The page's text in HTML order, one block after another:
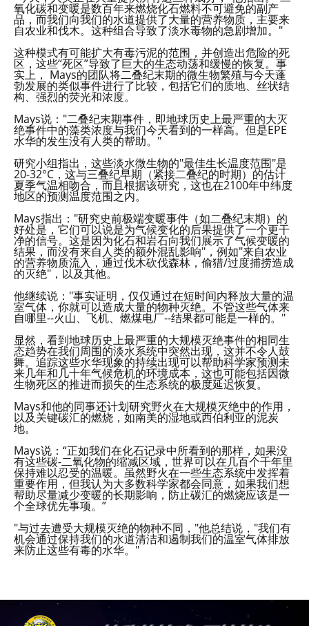
氧化碳和变暖是数百年来燃烧化石燃料不可避免的副产
品，而我们向我们的水道提供了大量的营养物质，主要来
自农业和伐木。这种组合导致了淡水毒物的急剧增加。"
这种模式有可能扩大有毒污泥的范围，并创造出危险的死
区，这些“死区”导致了巨大的生态动荡和缓慢的恢复。事
实上， Mays的团队将二叠纪末期的微生物繁殖与今天蓬
勃发展的类似事件进行了比较，包括它们的质地、丝状结
构、强烈的荧光和浓度。
Mays说："二叠纪末期事件，即地球历史上最严重的大灭
绝事件中的藻类浓度与我们今天看到的一样高。但是EPE
水华的发生没有人类的帮助。"
研究小组指出，这些淡水微生物的"最佳生长温度范围"是
20-32°C，这与三叠纪早期（紧接二叠纪的时期）的估计
夏季气温相吻合，而且根据该研究，这也在2100年中纬度
地区的预测温度范围之内。
Mays指出："研究史前极端变暖事件（如二叠纪末期）的
好处是，它们可以说是为气候变化的后果提供了一个更干
净的信号。这是因为化石和岩石向我们展示了气候变暖的
结果，而没有来自人类的额外混乱影响"，例如"来自农业
的营养物质流入，通过伐木砍伐森林，偷猎/过度捕捞造成
的灭绝"，以及其他。
他继续说："事实证明，仅仅通过在短时间内释放大量的温
室气体，你就可以造成大量的物种灭绝。不管这些气体来
自哪里--火山、飞机、燃煤电厂--结果都可能是一样的。"
显然，看到地球历史上最严重的大规模灭绝事件的相同生
态趋势在我们周围的淡水系统中突然出现，这并不令人鼓
舞。追踪这些水华现象的持续出现可以帮助科学家预测未
来几年和几十年气候危机的环境成本，这也可能包括因微
生物死区的推进而损失的生态系统的极度延迟恢复。
Mays和他的同事还计划研究野火在大规模灭绝中的作用，
以及关键碳汇的燃烧，如南美的湿地或西伯利亚的泥炭
地。
Mays说：“正如我们在化石记录中所看到的那样，如果没
有这些碳-二氧化物的缩减区域，世界可以在几百个千年里
保持难以忍受的温暖。虽然野火在一些生态系统中发挥着
重要作用，但我认为大多数科学家都会同意，如果我们想
帮助尽量减少变暖的长期影响，防止碳汇的燃烧应该是一
个全球优先事项。”
"与过去遭受大规模灭绝的物种不同，"他总结说，"我们有
机会通过保持我们的水道清洁和遏制我们的温室气体排放
来防止这些有毒的水华。"